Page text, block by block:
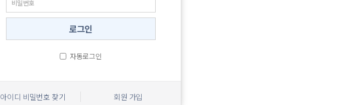
자동로그인
아이디 비밀번호 찾기 회원 가입